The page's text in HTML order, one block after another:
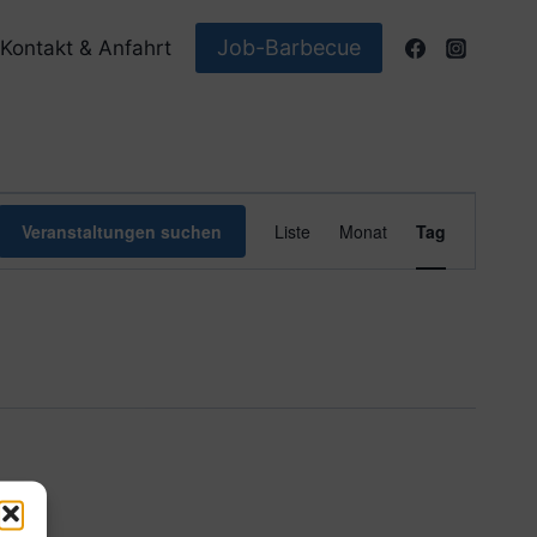
Kontakt & Anfahrt Job-Barbecue
Veranstaltungen suchen Liste Monat Tag